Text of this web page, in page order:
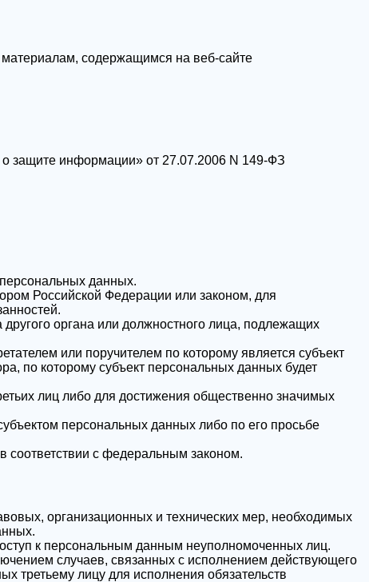
содержащимся на веб-сайте
защите информации» от 27.07.2006 N 149-ФЗ
данных.
Российской Федерации или законом, для
органа или должностного лица, подлежащих
или поручителем по которому является субъект
по которому субъект персональных данных будет
лиц либо для достижения общественно значимых
персональных данных либо по его просьбе
соответствии с федеральным законом.
организационных и технических мер, необходимых
к персональным данным неуполномоченных лиц.
случаев, связанных с исполнением действующего
третьему лицу для исполнения обязательств